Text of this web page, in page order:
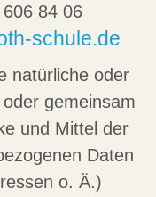
84 06
schule.de
natürliche oder
gemeinsam
und Mittel der
Daten
o. Ä.)